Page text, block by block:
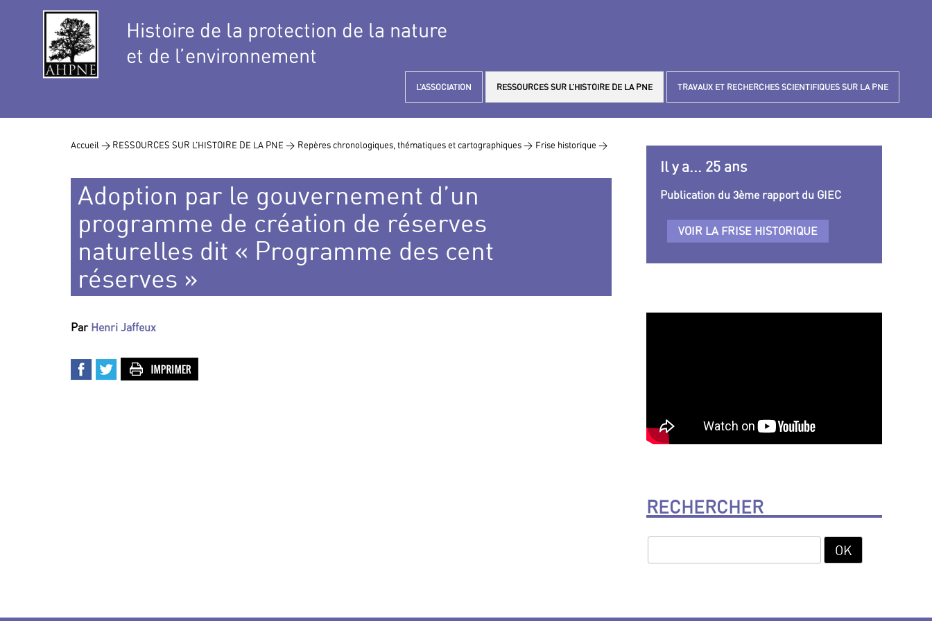
Histoire de la protection de la nature
et de l’environnement
L’ASSOCIATION RESSOURCES SUR L’HISTOIRE DE LA PNE TRAVAUX ET RECHERCHES SCIENTIFIQUES SUR LA PNE
Accueil > RESSOURCES SUR L’HISTOIRE DE LA PNE > Repères chronologiques, thématiques et cartographiques > Frise historique >
Adoption par le gouvernement d’un
programme de création de réserves
naturelles dit « Programme des cent
réserves »
Par Henri Jaffeux
Il y a... 25 ans
Publication du 3ème rapport du GIEC
VOIR LA FRISE HISTORIQUE
RECHERCHER